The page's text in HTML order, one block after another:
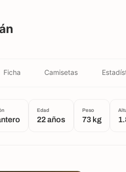
Ficha Camisetas
Edad
22 años
Peso
73 kg